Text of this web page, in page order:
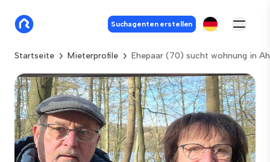
Suchagenten erstellen
Startseite Mieterprofile Ehepaar (70) sucht wohnung in